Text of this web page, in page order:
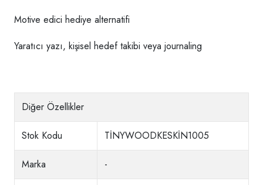
Motive edici hediye alternatifi
Yaratıcı yazı, kişisel hedef takibi veya journaling
Diğer Özellikler
Stok Kodu TİNYWOODKESKİN1005
Marka -